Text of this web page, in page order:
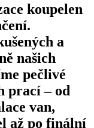
koupelen
a
našich
pečlivé
prací – od
van,
až po finální